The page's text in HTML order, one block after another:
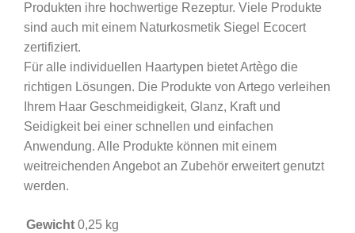
Produkten ihre hochwertige Rezeptur. Viele Produkte
sind auch mit einem Naturkosmetik Siegel Ecocert
zertifiziert.
Für alle individuellen Haartypen bietet Artègo die
richtigen Lösungen. Die Produkte von Artego verleihen
Ihrem Haar Geschmeidigkeit, Glanz, Kraft und
Seidigkeit bei einer schnellen und einfachen
Anwendung. Alle Produkte können mit einem
weitreichenden Angebot an Zubehör erweitert genutzt
werden.
Gewicht 0,25 kg